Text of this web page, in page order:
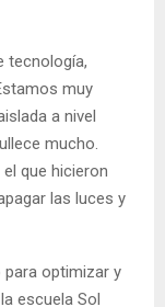
tecnología,
muy
a nivel
mucho.
que hicieron
las luces y
optimizar y
escuela Sol